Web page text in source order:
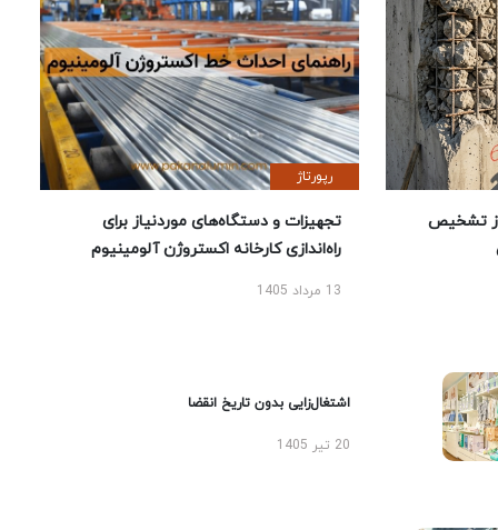
تشخیص
رپورتاژ
تجهیزات و دستگاه‌های موردنیاز برای
راه‌اندازی کارخانه اکستروژن آلومینیوم
13 مرداد 1405
اشتغال‌زایی بدون تاریخ انقضا
20 تیر 1405